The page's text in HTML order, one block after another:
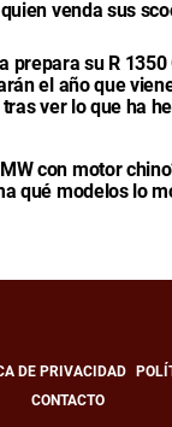
venda sus
prepara su R 1350
el año que
ver lo que ha
con motor
qué modelos lo
DE PRIVACIDAD
CONTACTO